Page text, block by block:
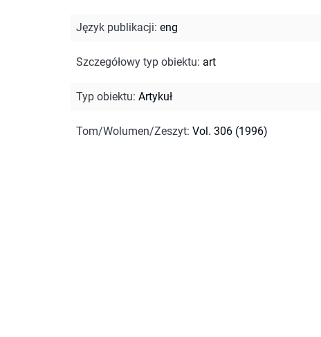
Język publikacji: eng
Szczegółowy typ obiektu: art
Typ obiektu: Artykuł
Tom/Wolumen/Zeszyt: Vol. 306 (1996)